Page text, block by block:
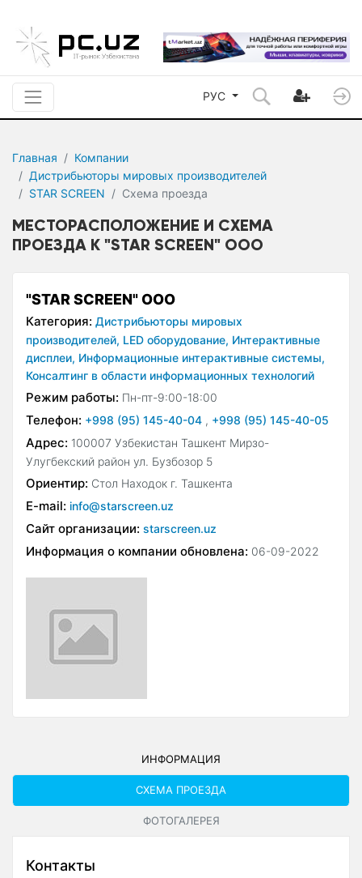
РУС
Главная
Компании
Дистрибьюторы мировых производителей
STAR SCREEN
Схема проезда
МЕСТОРАСПОЛОЖЕНИЕ И СХЕМА
ПРОЕЗДА К "STAR SCREEN" OOO
"STAR SCREEN" OOO
Категория: Дистрибьюторы мировых
производителей, LED оборудование, Интерактивные
дисплеи, Информационные интерактивные системы,
Консалтинг в области информационных технологий
Режим работы: Пн-пт-9:00-18:00
Телефон: +998 (95) 145-40-04 , +998 (95) 145-40-05
Адрес: 100007 Узбекистан Ташкент Мирзо-
Улугбекский район ул. Бузбозор 5
Ориентир: Стол Находок г. Ташкента
E-mail: info@starscreen.uz
Сайт организации: starscreen.uz
Информация о компании обновлена: 06-09-2022
ИНФОРМАЦИЯ
СХЕМА ПРОЕЗДА
ФОТОГАЛЕРЕЯ
Контакты